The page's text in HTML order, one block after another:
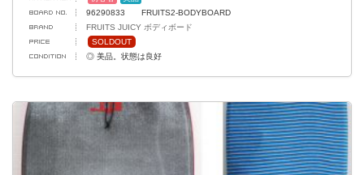
96290833 FRUITS2-BODYBOARD
FRUITS JUICY ボディボード
SOLDOUT
◎ 美品。状態は良好